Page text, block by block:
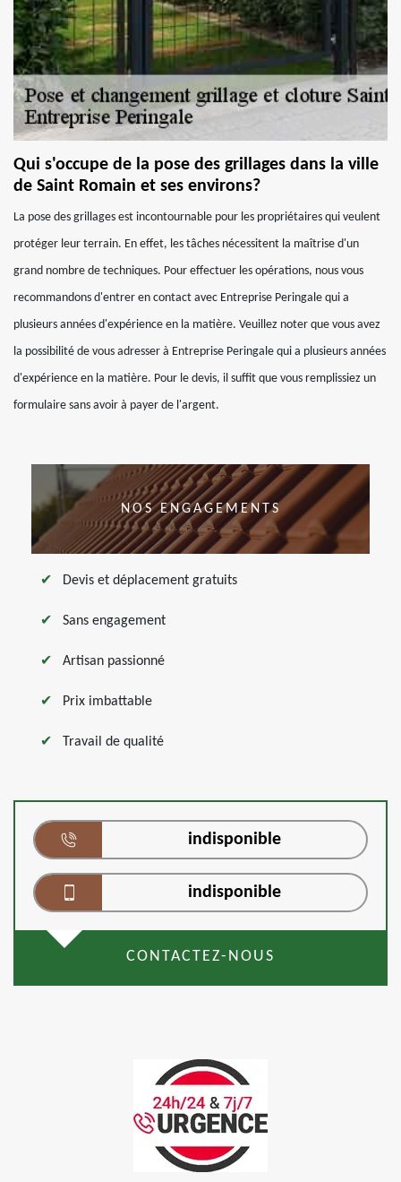
Qui s'occupe de la pose des grillages dans la ville
de Saint Romain et ses environs?
La pose des grillages est incontournable pour les propriétaires qui veulent
protéger leur terrain. En effet, les tâches nécessitent la maîtrise d'un
grand nombre de techniques. Pour effectuer les opérations, nous vous
recommandons d'entrer en contact avec Entreprise Peringale qui a
plusieurs années d'expérience en la matière. Veuillez noter que vous avez
la possibilité de vous adresser à Entreprise Peringale qui a plusieurs années
d'expérience en la matière. Pour le devis, il suffit que vous remplissiez un
formulaire sans avoir à payer de l'argent.
NOS ENGAGEMENTS
Devis et déplacement gratuits
Sans engagement
Artisan passionné
Prix imbattable
Travail de qualité
indisponible
indisponible
CONTACTEZ-NOUS